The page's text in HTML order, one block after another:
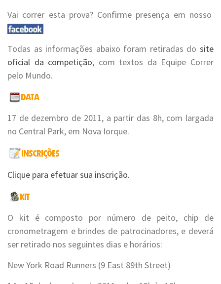
Vai correr esta prova? Confirme presença em nosso
Todas as informações abaixo foram retiradas do site
oficial da competição, com textos da Equipe Correr
pelo Mundo.
17 de dezembro de 2011, a partir das 8h, com largada
no Central Park, em Nova Iorque.
Clique para efetuar sua inscrição.
O kit é composto por número de peito, chip de
cronometragem e brindes de patrocinadores, e deverá
ser retirado nos seguintes dias e horários:
New York Road Runners (9 East 89th Street)